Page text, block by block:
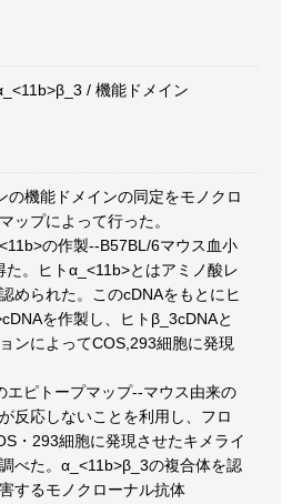
/ 機能ドメイン
の機能ドメインの同定をモノクロ
ップによって行った。
の作製--B57BL/6マウス血小
。ヒトα_<11b>とはアミノ酸レ
められた。このcDNAをもとにヒ
を作製し、ヒトβ_3cDNAと
ンによってCOS,293細胞に発現
エピトープマップ--マウス由来の
反応しないことを利用し、フロ
・293細胞に発現させたキメライ
べた。α_<11b>β_3の複合体を認
するモノクローナル抗体